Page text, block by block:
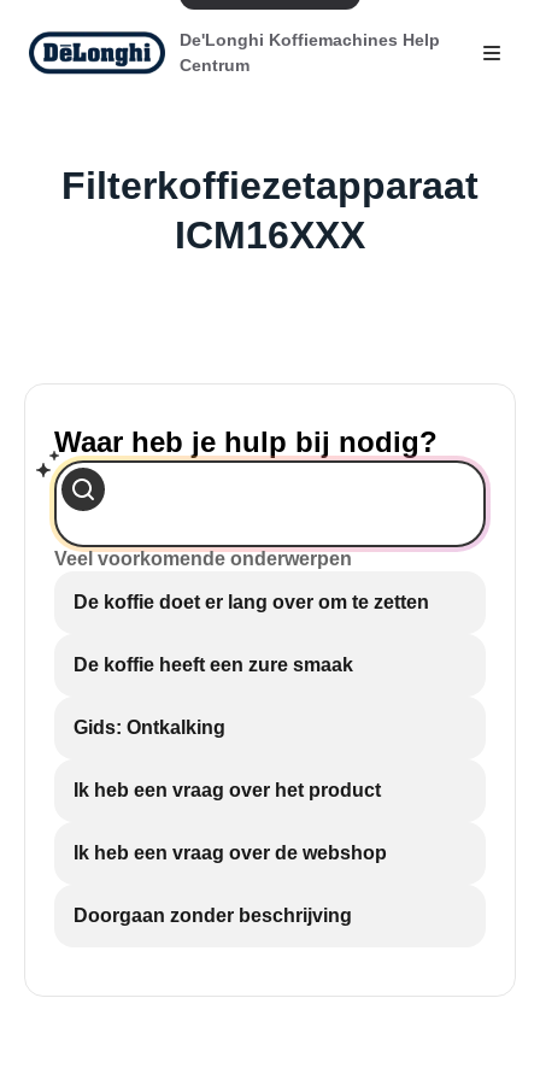
De'Longhi Koffiemachines Help
Centrum
Filterkoffiezetapparaat
ICM16XXX
Waar heb je hulp bij nodig?
Veel voorkomende onderwerpen
De koffie doet er lang over om te zetten
De koffie heeft een zure smaak
Gids: Ontkalking
Ik heb een vraag over het product
Ik heb een vraag over de webshop
Doorgaan zonder beschrijving